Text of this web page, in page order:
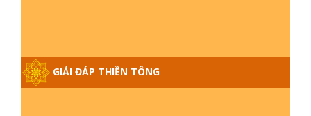
GIẢI ĐÁP THIỀN TÔNG
PHẦN 20 - BÁC NGUYỄN NHÂN LÀ AI?
PHIỀN NÃO DO ĐÂU MÀ CÓ?